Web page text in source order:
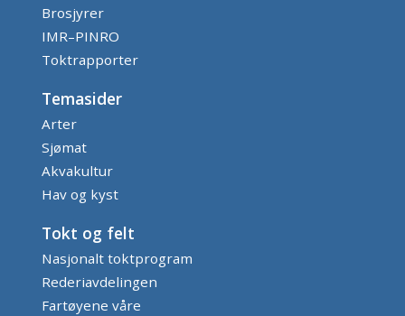
Brosjyrer
IMR–PINRO
Toktrapporter
Temasider
Arter
Sjømat
Akvakultur
Hav og kyst
Tokt og felt
Nasjonalt toktprogram
Rederiavdelingen
Fartøyene våre